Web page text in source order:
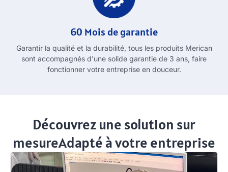
60 Mois de garantie
Garantir la qualité et la durabilité, tous les produits Merican
sont accompagnés d'une solide garantie de 3 ans, faire
fonctionner votre entreprise en douceur.
Découvrez une solution sur
mesureAdapté à votre entreprise